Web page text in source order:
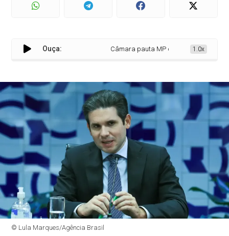
Ouça: Câmara pauta MP da tarifa de energia
1.0x
© Lula Marques/Agência Brasil